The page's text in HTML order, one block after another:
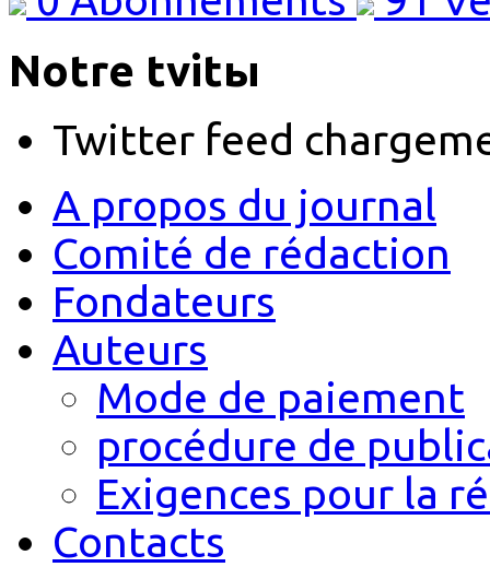
Notre tvitы
Twitter feed
A propos du journal
Comité de rédaction
Fondateurs
Auteurs
Mode de paiement
procédure de
Exigences pour la
Contacts